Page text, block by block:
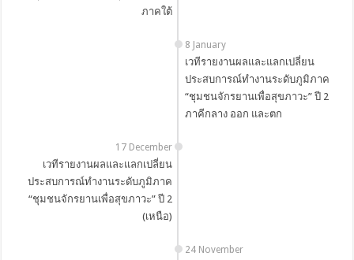
ภาคใต้
8 January
เวทีรายงานผลและแลกเปลี่ยน
ประสบการณ์ทำงานระดับภูมิภาค
“ชุมชนจักรยานเพื่อสุขภาวะ” ปี 2
ภาคีกลาง ออก และตก
17 December
เวทีรายงานผลและแลกเปลี่ยน
ประสบการณ์ทำงานระดับภูมิภาค
“ชุมชนจักรยานเพื่อสุขภาวะ” ปี 2
(เหนือ)
24 November